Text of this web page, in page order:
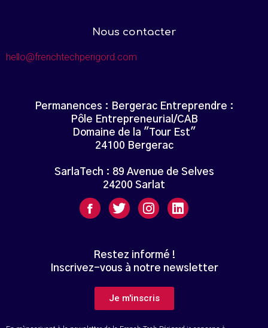
Nous contacter
hello@frenchtechperigord.com
Permanences : Bergerac Entreprendre :
Pôle Entrepreneurial/CAB
Domaine de la "Tour Est"
24100 Bergerac
SarlaTech : 89 Avenue de Selves
24200 Sarlat
Restez informé !
Inscrivez-vous à notre newsletter
Je m'inscris